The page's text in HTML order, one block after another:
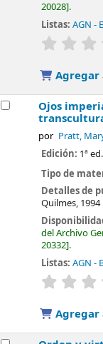
20028 .
Listas: AGN -
valoración
Ojos
por Pratt,
Edición: 1ª ed.
Tipo de
Detalles de
Quilmes, 1994
del Archivo
20332 .
Listas: AGN -
valoración